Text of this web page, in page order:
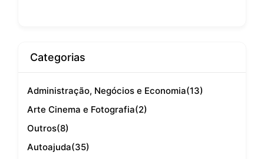
Categorias
Administração, Negócios e Economia(13)
Arte Cinema e Fotografia(2)
Outros(8)
Autoajuda(35)